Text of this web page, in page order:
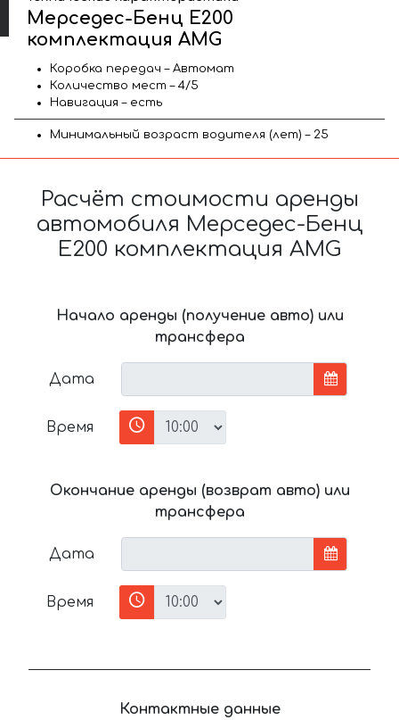
Мерседес-Бенц Е200
комплектация AMG
Коробка передач – Автомат
Количество мест – 4/5
Навигация – есть
Минимальный возраст водителя (лет) – 25
Расчёт стоимости аренды
автомобиля Мерседес-Бенц
Е200 комплектация AMG
Начало аренды (получение авто) или
трансфера
Дата
Время
Окончание аренды (возврат авто) или
трансфера
Дата
Время
Контактные данные